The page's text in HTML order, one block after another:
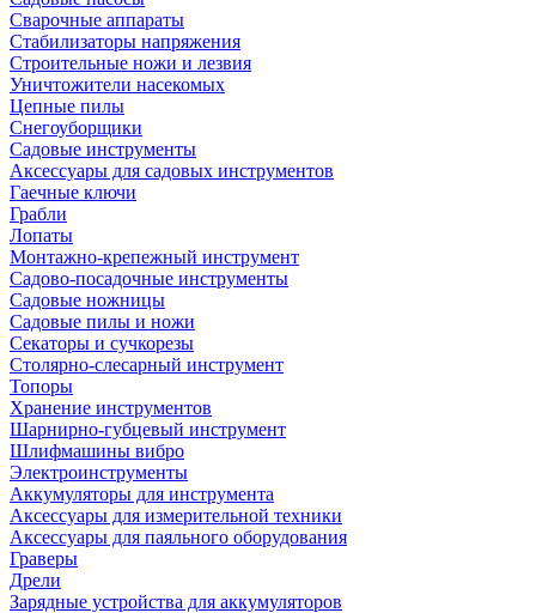
Сварочные аппараты
Стабилизаторы напряжения
Строительные ножи и лезвия
Уничтожители насекомых
Цепные пилы
Снегоуборщики
Садовые инструменты
Аксессуары для садовых инструментов
Гаечные ключи
Грабли
Лопаты
Монтажно-крепежный инструмент
Садово-посадочные инструменты
Садовые ножницы
Садовые пилы и ножи
Секаторы и сучкорезы
Столярно-слесарный инструмент
Топоры
Хранение инструментов
Шарнирно-губцевый инструмент
Шлифмашины вибро
Электроинструменты
Аккумуляторы для инструмента
Аксессуары для измерительной техники
Аксессуары для паяльного оборудования
Граверы
Дрели
Зарядные устройства для аккумуляторов